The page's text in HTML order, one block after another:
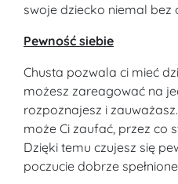
swoje dziecko niemal bez
Pewność siebie
Chusta pozwala ci mieć
możesz zareagować na
rozpoznajesz i
może Ci zaufać, przez co
Dzięki temu czujesz się
poczucie dobrze